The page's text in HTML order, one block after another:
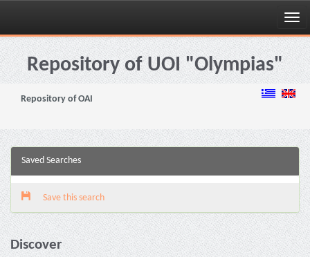
Skip
navigationRepository of UOI "Olympias"
Repository of OAI
Saved Searches
Save this search
Discover